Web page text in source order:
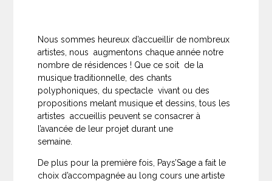
Nous sommes heureux d’accueillir de nombreux
artistes, nous augmentons chaque année notre
nombre de résidences ! Que ce soit de la
musique traditionnelle, des chants
polyphoniques, du spectacle vivant ou des
propositions melant musique et dessins, tous les
artistes accueillis peuvent se consacrer à
l’avancée de leur projet durant une
semaine.
De plus pour la première fois, Pays’Sage a fait le
choix d’accompagnée au long cours une artiste